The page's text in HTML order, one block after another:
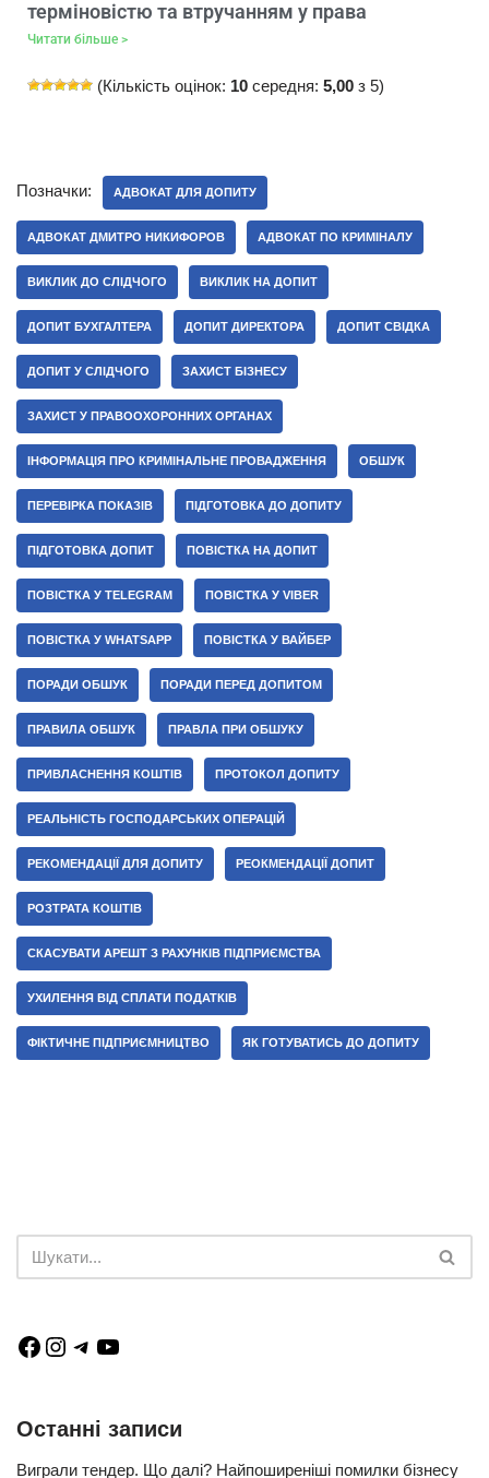
терміновістю та втручанням у права
Читати більше >
(Кількість оцінок: 10 середня: 5,00 з 5)
Позначки: АДВОКАТ ДЛЯ ДОПИТУ
АДВОКАТ ДМИТРО НИКИФОРОВ АДВОКАТ ПО КРИМІНАЛУ
ВИКЛИК ДО СЛІДЧОГО ВИКЛИК НА ДОПИТ
ДОПИТ БУХГАЛТЕРА ДОПИТ ДИРЕКТОРА ДОПИТ СВІДКА
ДОПИТ У СЛІДЧОГО ЗАХИСТ БІЗНЕСУ
ЗАХИСТ У ПРАВООХОРОННИХ ОРГАНАХ
ІНФОРМАЦІЯ ПРО КРИМІНАЛЬНЕ ПРОВАДЖЕННЯ ОБШУК
ПЕРЕВІРКА ПОКАЗІВ ПІДГОТОВКА ДО ДОПИТУ
ПІДГОТОВКА ДОПИТ ПОВІСТКА НА ДОПИТ
ПОВІСТКА У TELEGRAM ПОВІСТКА У VIBER
ПОВІСТКА У WHATSAPP ПОВІСТКА У ВАЙБЕР
ПОРАДИ ОБШУК ПОРАДИ ПЕРЕД ДОПИТОМ
ПРАВИЛА ОБШУК ПРАВЛА ПРИ ОБШУКУ
ПРИВЛАСНЕННЯ КОШТІВ ПРОТОКОЛ ДОПИТУ
РЕАЛЬНІСТЬ ГОСПОДАРСЬКИХ ОПЕРАЦІЙ
РЕКОМЕНДАЦІЇ ДЛЯ ДОПИТУ РЕОКМЕНДАЦІЇ ДОПИТ
РОЗТРАТА КОШТІВ
СКАСУВАТИ АРЕШТ З РАХУНКІВ ПІДПРИЄМСТВА
УХИЛЕННЯ ВІД СПЛАТИ ПОДАТКІВ
ФІКТИЧНЕ ПІДПРИЄМНИЦТВО ЯК ГОТУВАТИСЬ ДО ДОПИТУ
Останні записи
Виграли тендер. Що далі? Найпоширеніші помилки бізнесу